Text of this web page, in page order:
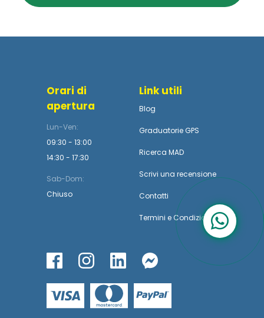
Orari di
apertura
Lun-Ven:
09:30 - 13:00
14:30 - 17:30
Sab-Dom:
Chiuso
Link utili
Blog
Graduatorie GPS
Ricerca MAD
Scrivi una recensione
Contatti
Termini e Condizioni